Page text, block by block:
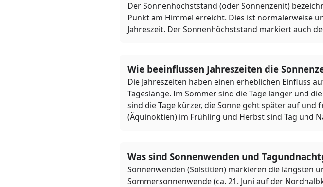
Der Sonnenhöchststand (oder Sonnenzenit)
Punkt am Himmel erreicht. Dies ist normalerweise
Jahreszeit. Der Sonnenhöchststand markiert auch
Wie beeinflussen Jahreszeiten die
Die Jahreszeiten haben einen erheblichen Einfluss
Tageslänge. Im Sommer sind die Tage länger und
sind die Tage kürzer, die Sonne geht später auf und
(Äquinoktien) im Frühling und Herbst sind Tag und
Was sind Sonnenwenden und
Sonnenwenden (Solstitien) markieren die längsten
Sommersonnenwende (ca. 21. Juni auf der